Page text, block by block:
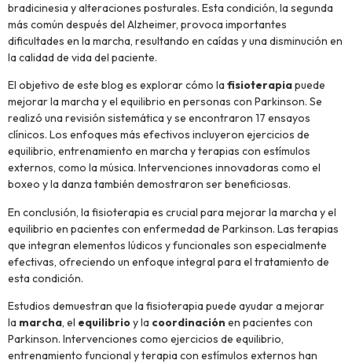
bradicinesia y alteraciones posturales. Esta condición, la segunda
más común después del Alzheimer, provoca importantes
dificultades en la marcha, resultando en caídas y una disminución en
la calidad de vida del paciente.
El objetivo de este blog es explorar cómo la fisioterapiapuede
mejorar la marcha y el equilibrio en personas con Parkinson. Se
realizó una revisión sistemática y se encontraron 17 ensayos
clínicos. Los enfoques más efectivos incluyeron ejercicios de
equilibrio, entrenamiento en marcha y terapias con estímulos
externos, como la música. Intervenciones innovadoras como el
boxeo y la danza también demostraron ser beneficiosas.
En conclusión, la fisioterapia es crucial para mejorar la marcha y el
equilibrio en pacientes con enfermedad de Parkinson. Las terapias
que integran elementos lúdicos y funcionales son especialmente
efectivas, ofreciendo un enfoque integral para el tratamiento de
esta condición.
Estudios demuestran que la fisioterapia puede ayudar a mejorar
la marcha, el equilibrioy la coordinación en pacientes con
Parkinson. Intervenciones como ejercicios de equilibrio,
entrenamiento funcional y terapia con estímulos externos han